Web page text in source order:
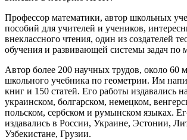
Профессор математики, автор школьных
пособий для учителей и учеников,
внеклассного чтения, один из создателей
обучения и развивающей системы задач по
Автор более 200 научных трудов, около 60
школьного учебника по геометрии. Им
книг и 150 статей. Его работы издавались
украинском, болгарском, немецком,
польском, сербском и румынском языках.
издавались в России, Украине, Эстонии,
Узбекистане, Грузии.